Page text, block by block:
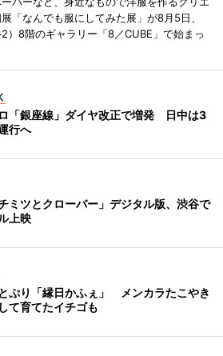
「なんでも服にしてみた展」が8月5日、
）8階のギャラリー「8／CUBE」で始まっ
「銀座線」ダイヤ改正で増発 日中は3
行へ
ミツとクローバー」デジタル版、渋谷で
上映
ぷり「縁日かふぇ」 メンカラたこやき
て育てたイチゴも